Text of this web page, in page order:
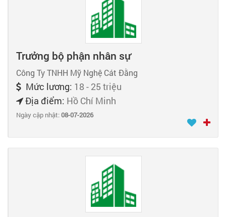
Trưởng bộ phận nhân sự
Công Ty TNHH Mỹ Nghệ Cát Đằng
Mức lương: 18 - 25 triệu
Địa điểm: Hồ Chí Minh
Ngày cập nhật:08-07-2026